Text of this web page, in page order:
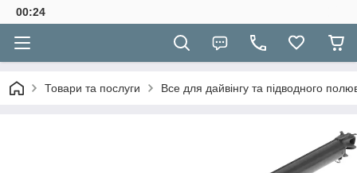
00:24
Товари та послуги Все для дайвінгу та підводного